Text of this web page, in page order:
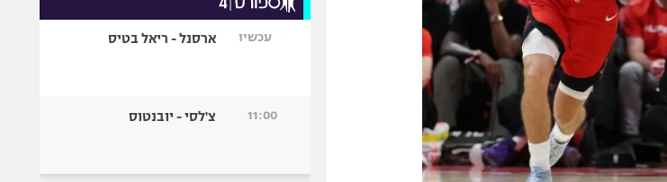
עכשיו ארסנל - ריאל בטיס
11:00 צ'לסי - יובנטוס